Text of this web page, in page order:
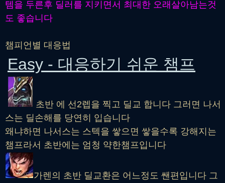
템을 두른후 딜러를 지키면서 최대한 오래살아남는것
도 좋습니다
챔피언별 대응법
Easy - 대응하기 쉬운 챔프
초반 에 선2렙을 찍고 딜교 합니다 그러면 나서
스는 딜손해를 당연히 입습니다
왜냐하면 나서스는 스텍을 쌓으면 쌓을수록 강해지는
챔프라서 초반에는 엄청 약한챔프입니다
가렌의 초반 딜교환은 어느정도 쌘편입니다 그